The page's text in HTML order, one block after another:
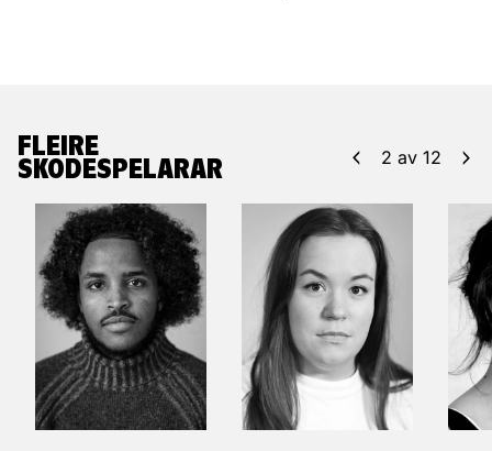
FLEIRE
SKODESPELARAR 2 av 12